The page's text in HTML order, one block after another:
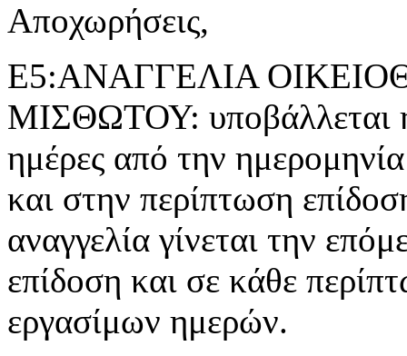
Αποχωρήσεις,
Ε5:ΑΝΑΓΓΕΛΙΑ
ΜΙΣΘΩΤΟΥ: υποβάλλεται
ημέρες από την
και στην περίπτωση
αναγγελία γίνεται την
επίδοση και σε κάθε
εργασίμων ημερών.